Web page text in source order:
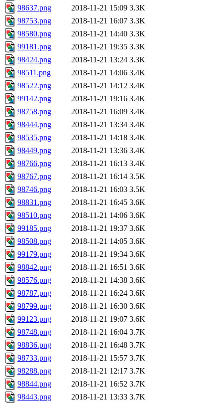
98637.png
2018-11-21 15:09 3.3K
98753.png
2018-11-21 16:07 3.3K
98580.png
2018-11-21 14:40 3.3K
99181.png
2018-11-21 19:35 3.3K
98424.png
2018-11-21 13:24 3.3K
98511.png
2018-11-21 14:06 3.4K
98522.png
2018-11-21 14:12 3.4K
99142.png
2018-11-21 19:16 3.4K
98758.png
2018-11-21 16:09 3.4K
98444.png
2018-11-21 13:34 3.4K
98535.png
2018-11-21 14:18 3.4K
98449.png
2018-11-21 13:36 3.4K
98766.png
2018-11-21 16:13 3.4K
98767.png
2018-11-21 16:14 3.5K
98746.png
2018-11-21 16:03 3.5K
98831.png
2018-11-21 16:45 3.6K
98510.png
2018-11-21 14:06 3.6K
99185.png
2018-11-21 19:37 3.6K
98508.png
2018-11-21 14:05 3.6K
99179.png
2018-11-21 19:34 3.6K
98842.png
2018-11-21 16:51 3.6K
98576.png
2018-11-21 14:38 3.6K
98787.png
2018-11-21 16:24 3.6K
98799.png
2018-11-21 16:30 3.6K
99123.png
2018-11-21 19:07 3.6K
98748.png
2018-11-21 16:04 3.7K
98836.png
2018-11-21 16:48 3.7K
98733.png
2018-11-21 15:57 3.7K
98288.png
2018-11-21 12:17 3.7K
98844.png
2018-11-21 16:52 3.7K
98443.png
2018-11-21 13:33 3.7K